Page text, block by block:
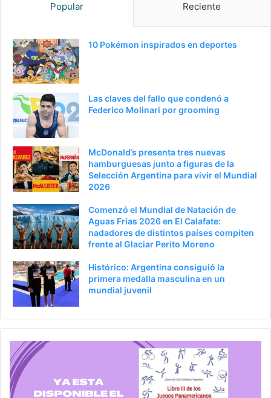
Popular Reciente
10 Pokémon inspirados en deportes
Las claves del fallo que condenó a
Federico Molinari por grooming
McDonald’s presenta tres nuevas
hamburguesas junto a figuras de la
Selección Argentina para vivir el Mundial
2026
Comenzó el Mundial de Natación de
Aguas Frías 2026 en El Calafate:
nadadores de distintos países compiten
frente al Glaciar Perito Moreno
Histórico: Argentina consiguió la
primera medalla masculina en un
mundial juvenil